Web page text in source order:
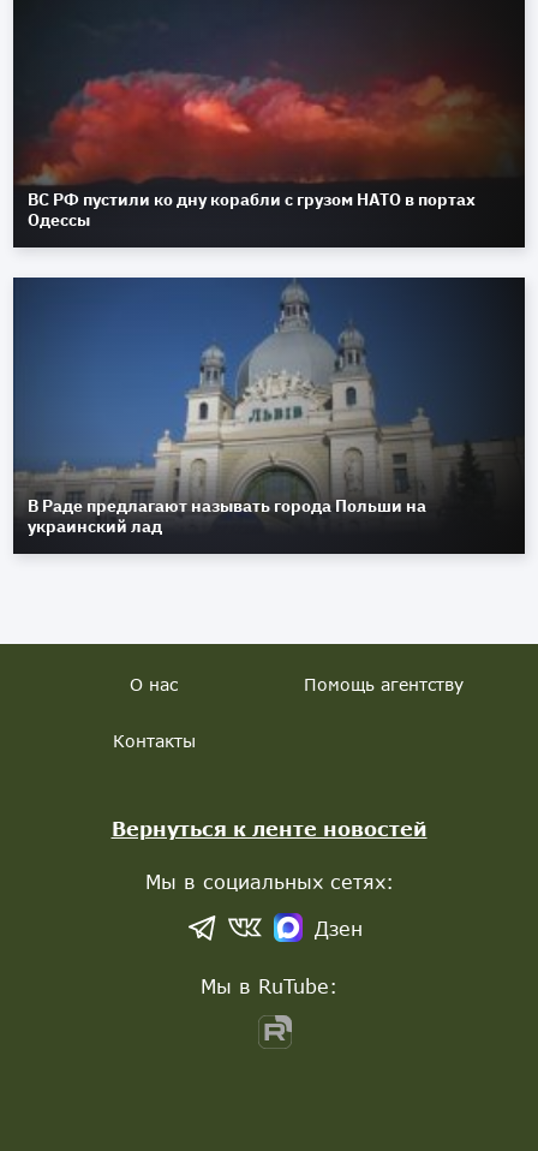
ВС РФ пустили ко дну корабли с грузом НАТО в портах
Одессы
В Раде предлагают называть города Польши на
украинский лад
О нас Помощь агентству
Контакты
Вернуться к ленте новостей
Мы в социальных сетях:
Дзен
Мы в RuTube: